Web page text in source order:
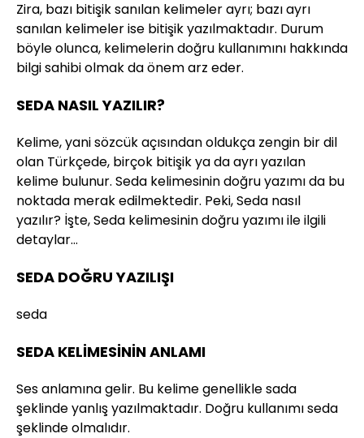
Zira, bazı bitişik sanılan kelimeler ayrı; bazı ayrı
sanılan kelimeler ise bitişik yazılmaktadır. Durum
böyle olunca, kelimelerin doğru kullanımını hakkında
bilgi sahibi olmak da önem arz eder.
SEDA NASIL YAZILIR?
Kelime, yani sözcük açısından oldukça zengin bir dil
olan Türkçede, birçok bitişik ya da ayrı yazılan
kelime bulunur. Seda kelimesinin doğru yazımı da bu
noktada merak edilmektedir. Peki, Seda nasıl
yazılır? İşte, Seda kelimesinin doğru yazımı ile ilgili
detaylar…
SEDA DOĞRU YAZILIŞI
seda
SEDA KELİMESİNİN ANLAMI
Ses anlamına gelir. Bu kelime genellikle sada
şeklinde yanlış yazılmaktadır. Doğru kullanımı seda
şeklinde olmalıdır.